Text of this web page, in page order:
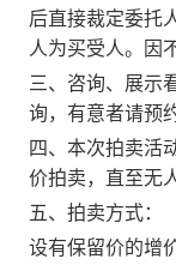
后直接裁定委托
人为买受人。因
三、咨询、展示
询， 有意者请预
四、本次拍卖活
价拍卖，直至无
五、拍卖方式：
设有保留价的增